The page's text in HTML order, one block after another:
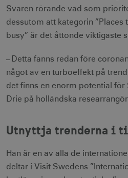
Svaren rörande vad som
dessutom att kategorin ”Places
busy” är det åttonde viktigaste
– Detta fanns redan före
något av en turboeffekt på
det finns en enorm potential för
Drie på holländska
Utnyttja trenderna i
Han är en av alla de
deltar i Visit Swedens